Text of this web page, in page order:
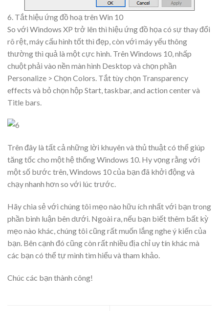
6. Tắt hiệu ứng đồ hoạ trên Win 10
So với Windows XP trở lên thì hiệu ứng đồ họa có sự thay đổi
rõ rệt, máy cấu hình tốt thì đẹp, còn với máy yếu thông
thường thì quả là một cực hình. Trên Windows 10, nhấp
chuột phải vào nền màn hình Desktop và chọn phần
Personalize > Chọn Colors. Tắt tùy chọn Transparency
effects và bỏ chọn hộp Start, taskbar, and action center và
Title bars.
Trên đây là tất cả những lời khuyên và thủ thuật có thể giúp
tăng tốc cho một hệ thống Windows 10. Hy vọng rằng với
một số bước trên, Windows 10 của bạn đã khởi động và
chạy nhanh hơn so với lúc trước.
Hãy chia sẻ với chúng tôi mẹo nào hữu ích nhất với bạn trong
phần bình luận bên dưới. Ngoài ra, nếu bạn biết thêm bất kỳ
mẹo nào khác, chúng tôi cũng rất muốn lắng nghe ý kiến ​​của
bạn. Bên cạnh đó cũng còn rất nhiều địa chỉ uy tín khác mà
các bạn có thể tự mình tìm hiểu và tham khảo.
Chúc các bạn thành công!